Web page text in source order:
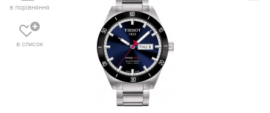
в порівняння
в список